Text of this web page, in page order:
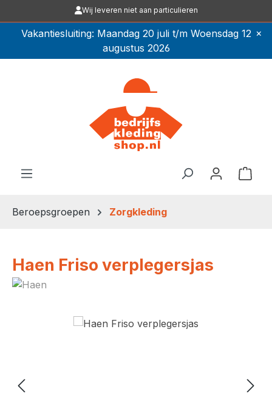
Ga naar de hoofdinhoudWij leveren niet aan particulieren
Vakantiesluiting: Maandag 20 juli t/m Woensdag 12
augustus 2026
×
Beroepsgroepen Zorgkleding
Haen Friso verplegersjas
Afbeeldingengalerij overslaan